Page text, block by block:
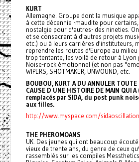
KURT
Allemagne. Groupe dont la musique
à cette décennie -maudite pour
nostalgie pour d'autres- des nineties.
et se consacrant à d'autres projets
etc.) ou à leurs carrières d'instituteurs,
reprendre les routes d'Europe au milieu
trop tentante, les voilà de retour à Lyon
Noise-rock émotionnel (et non pas
WIPERS, SHOTMAKER, UNWOUND, etc.
BOUBOU, KURT A DU ANNULER TOUTE
CAUSE D UNE HISTOIRE DE MAIN QUI
remplacés par SIDA, du post punk
aux filles.
http://www.myspace.com/sidaoscillation
THE PHEROMOANS
UK. Des jeunes qui ont beaucoup
vieux de trente ans, du genre de ceux
rassemblés sur les compiles